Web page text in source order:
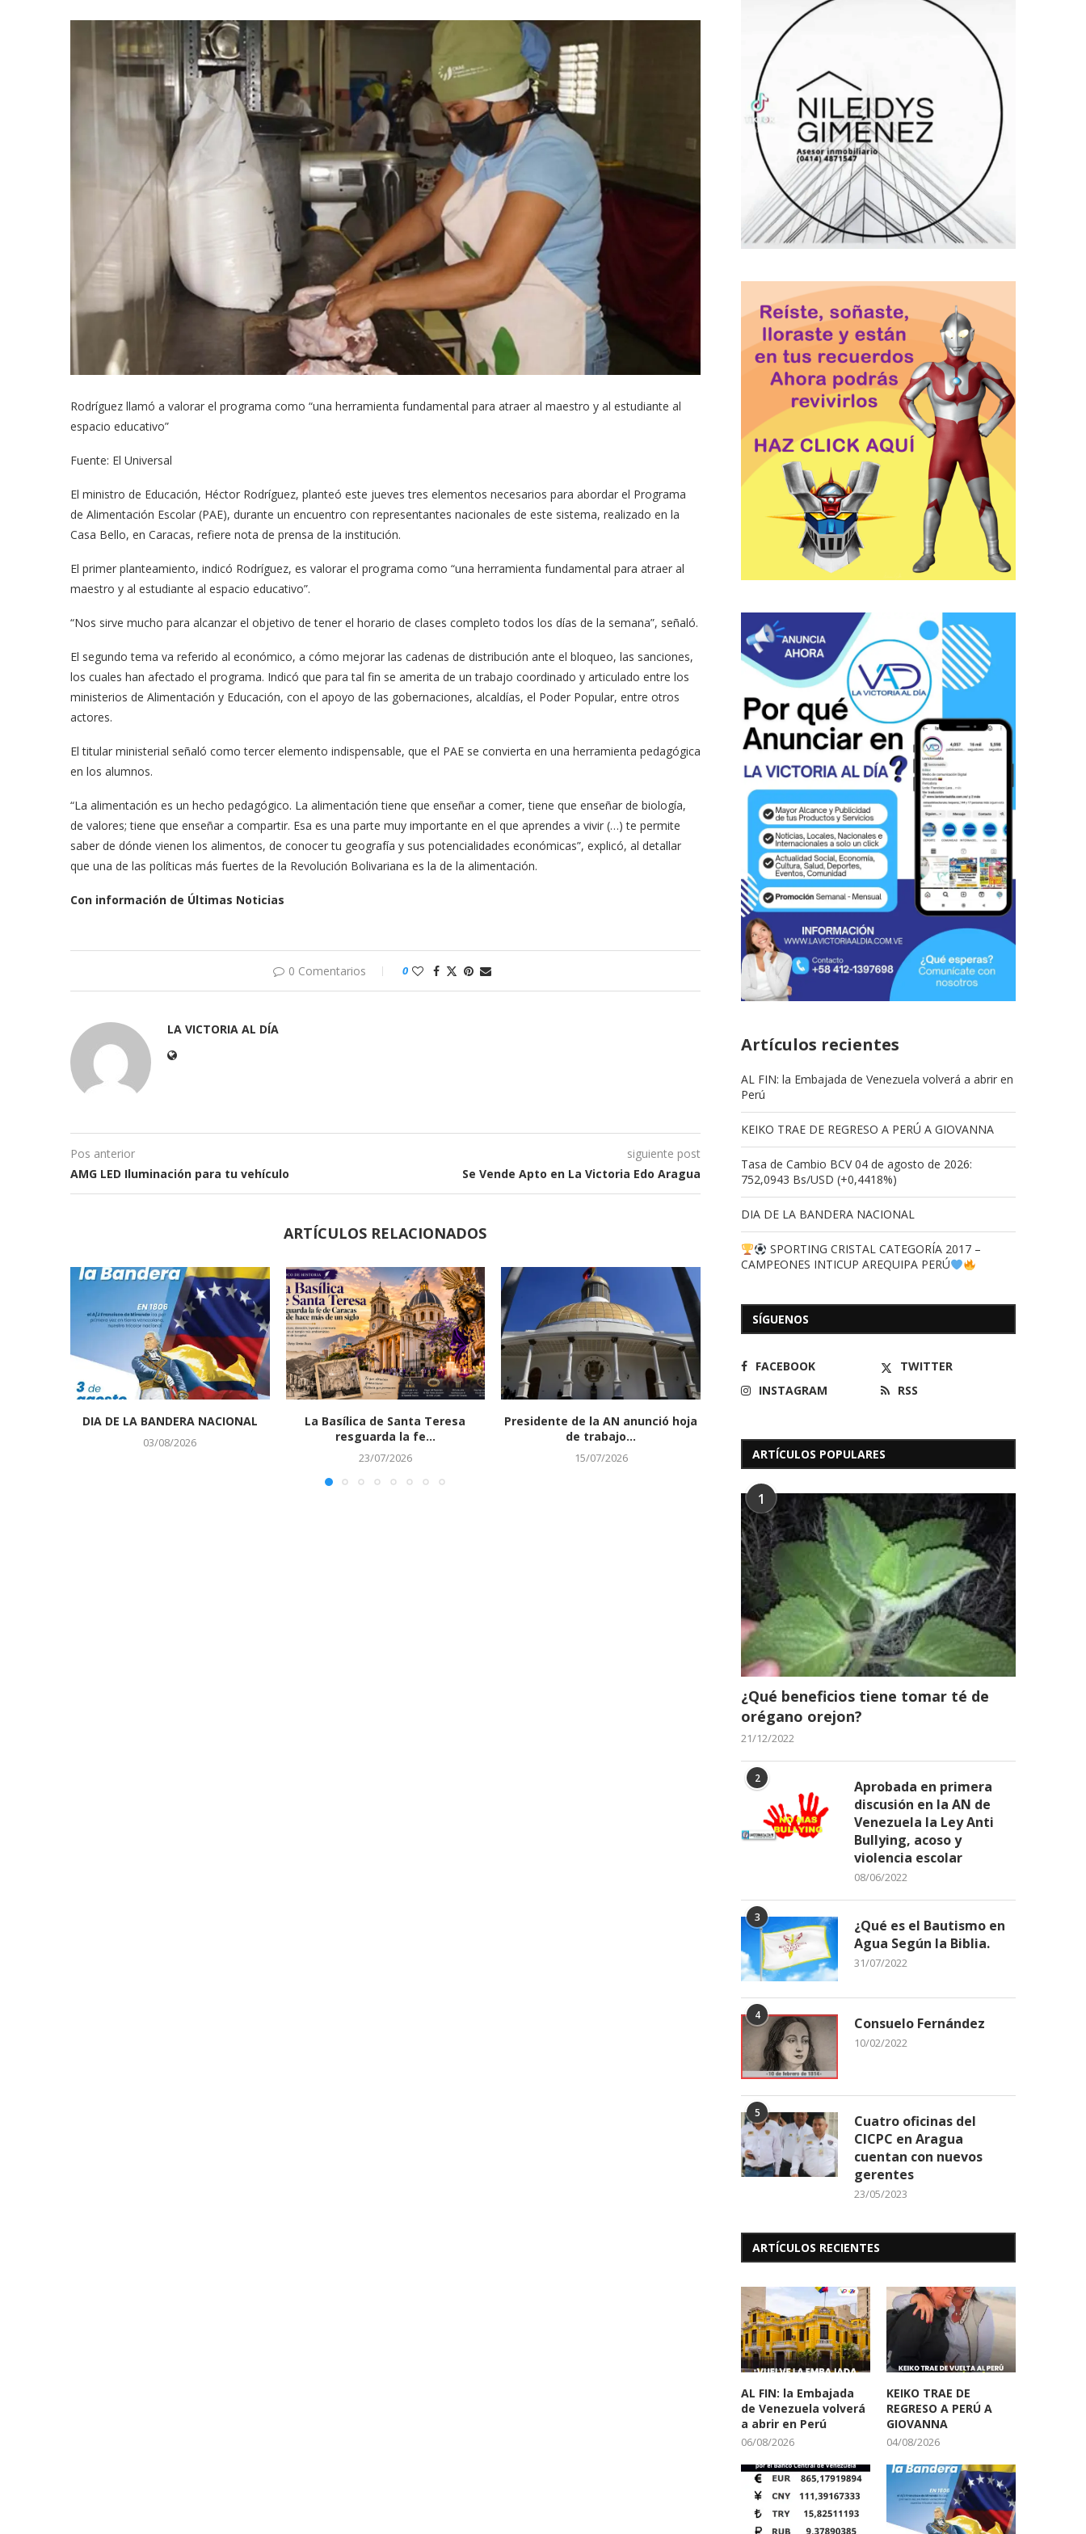
Rodríguez llamó a valorar el programa como “una herramienta fundamental para atraer al maestro y al estudiante al
espacio educativo”
Fuente: El Universal
El ministro de Educación, Héctor Rodríguez, planteó este jueves tres elementos necesarios para abordar el Programa
de Alimentación Escolar (PAE), durante un encuentro con representantes nacionales de este sistema, realizado en la
Casa Bello, en Caracas, refiere nota de prensa de la institución.
El primer planteamiento, indicó Rodríguez, es valorar el programa como “una herramienta fundamental para atraer al
maestro y al estudiante al espacio educativo”.
“Nos sirve mucho para alcanzar el objetivo de tener el horario de clases completo todos los días de la semana”, señaló.
El segundo tema va referido al económico, a cómo mejorar las cadenas de distribución ante el bloqueo, las sanciones,
los cuales han afectado el programa. Indicó que para tal fin se amerita de un trabajo coordinado y articulado entre los
ministerios de Alimentación y Educación, con el apoyo de las gobernaciones, alcaldías, el Poder Popular, entre otros
actores.
El titular ministerial señaló como tercer elemento indispensable, que el PAE se convierta en una herramienta pedagógica
en los alumnos.
“La alimentación es un hecho pedagógico. La alimentación tiene que enseñar a comer, tiene que enseñar de biología,
de valores; tiene que enseñar a compartir. Esa es una parte muy importante en el que aprendes a vivir (…) te permite
saber de dónde vienen los alimentos, de conocer tu geografía y sus potencialidades económicas”, explicó, al detallar
que una de las políticas más fuertes de la Revolución Bolivariana es la de la alimentación.
Con información de Últimas Noticias
0 Comentarios 0
LA VICTORIA AL DÍA
Pos anterior
AMG LED Iluminación para tu vehículo
siguiente post
Se Vende Apto en La Victoria Edo Aragua
ARTÍCULOS RELACIONADOS
DIA DE LA BANDERA NACIONAL
03/08/2026
La Basílica de Santa Teresa
resguarda la fe...
23/07/2026
Presidente de la AN anunció hoja
de trabajo...
15/07/2026
Clark, expresó sus
Artículos recientes
AL FIN: la Embajada de Venezuela volverá a abrir en
Perú
KEIKO TRAE DE REGRESO A PERÚ A GIOVANNA
Tasa de Cambio BCV 04 de agosto de 2026:
752,0943 Bs/USD (+0,4418%)
DIA DE LA BANDERA NACIONAL
SPORTING CRISTAL CATEGORÍA 2017 –
CAMPEONES INTICUP AREQUIPA PERÚ
SÍGUENOS
FACEBOOK
TWITTER
INSTAGRAM
RSS
ARTÍCULOS POPULARES
1
¿Qué beneficios tiene tomar té de
orégano orejon?
21/12/2022
2
Aprobada en primera
discusión en la AN de
Venezuela la Ley Anti
Bullying, acoso y
violencia escolar
08/06/2022
3
¿Qué es el Bautismo en
Agua Según la Biblia.
31/07/2022
4 Consuelo Fernández
10/02/2022
5
Cuatro oficinas del
CICPC en Aragua
cuentan con nuevos
gerentes
23/05/2023
ARTÍCULOS RECIENTES
AL FIN: la Embajada
de Venezuela volverá
a abrir en Perú
06/08/2026
KEIKO TRAE DE
REGRESO A PERÚ A
GIOVANNA
04/08/2026